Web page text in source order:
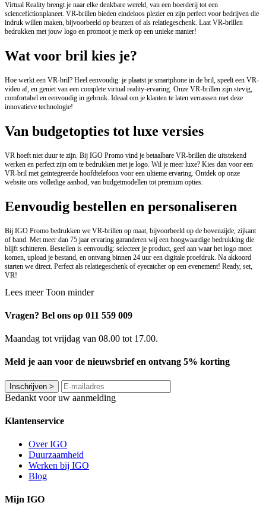
Virtual Reality brengt je naar elke denkbare wereld, van een boerderij tot een
sciencefictionplaneet. VR-brillen bieden eindeloos plezier en zijn perfect voor bedrijven die
indruk willen maken, bijvoorbeeld op beurzen of als relatiegeschenk. Laat VR-brillen
bedrukken met jouw logo en promoot je merk op een unieke manier!
Wat voor bril kies je?
Hoe werkt een VR-bril? Heel eenvoudig: je plaatst je smartphone in de bril, speelt een VR-
video af, en geniet van een complete virtual reality-ervaring. Onze VR-brillen zijn stevig,
comfortabel en eenvoudig in gebruik. Ideaal om je klanten te laten verrassen met deze
innovatieve technologie!
Van budgetopties tot luxe versies
VR hoeft niet duur te zijn. Bij IGO Promo vind je betaalbare VR-brillen die uitstekend
werken en perfect zijn om te bedrukken met je logo. Wil je meer luxe? Kies dan voor een
VR-bril met geïntegreerde hoofdtelefoon voor een ultieme ervaring. Ontdek op onze
website ons volledige aanbod, van budgetmodellen tot premium opties.
Eenvoudig bestellen en personaliseren
Bij IGO Promo bedrukken we VR-brillen op maat, bijvoorbeeld op de bovenzijde, zijkant
of band. Met meer dan 75 jaar ervaring garanderen wij een hoogwaardige bedrukking die
blijft schitteren. Bestellen is eenvoudig: selecteer je product, geef aan waar het logo moet
komen, upload je bestand, en ontvang binnen 24 uur een digitale proefdruk. Na akkoord
starten we direct. Perfect als relatiegeschenk of eyecatcher op een evenement! Ready, set,
VR!
Lees meer Toon minder
Vragen? Bel ons op 011 559 009
Maandag tot vrijdag van 08.00 tot 17.00.
Meld je aan voor de nieuwsbrief en ontvang 5% korting
Inschrijven >
Bedankt voor uw aanmelding
Klantenservice
Over IGO
Duurzaamheid
Werken bij IGO
Blog
Mijn IGO